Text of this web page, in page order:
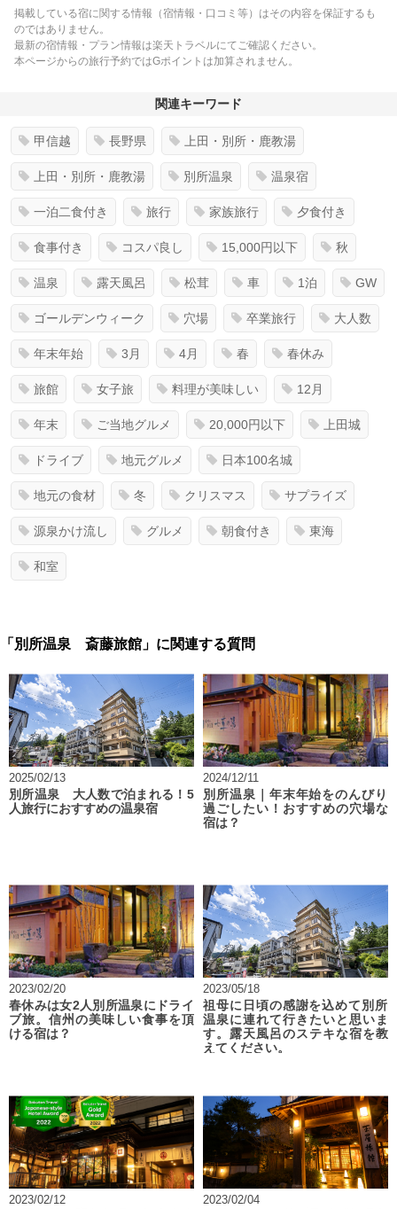
掲載している宿に関する情報（宿情報・口コミ等）はその内容を保証するも
のではありません。
最新の宿情報・プラン情報は楽天トラベルにてご確認ください。
本ページからの旅行予約ではGポイントは加算されません。
関連キーワード
甲信越 長野県 上田・別所・鹿教湯
上田・別所・鹿教湯 別所温泉 温泉宿
一泊二食付き 旅行 家族旅行 夕食付き
食事付き コスパ良し 15,000円以下 秋
温泉 露天風呂 松茸 車 1泊 GW
ゴールデンウィーク 穴場 卒業旅行 大人数
年末年始 3月 4月 春 春休み
旅館 女子旅 料理が美味しい 12月
年末 ご当地グルメ 20,000円以下 上田城
ドライブ 地元グルメ 日本100名城
地元の食材 冬 クリスマス サプライズ
源泉かけ流し グルメ 朝食付き 東海
和室
「別所温泉 斎藤旅館」に関連する質問
2025/02/13
別所温泉 大人数で泊まれる！5
人旅行におすすめの温泉宿
2024/12/11
別所温泉｜年末年始をのんびり
過ごしたい！おすすめの穴場な
宿は？
2023/02/20
春休みは女2人別所温泉にドライ
ブ旅。信州の美味しい食事を頂
ける宿は？
2023/05/18
祖母に日頃の感謝を込めて別所
温泉に連れて行きたいと思いま
す。露天風呂のステキな宿を教
えてください。
2023/02/12
2023/02/04